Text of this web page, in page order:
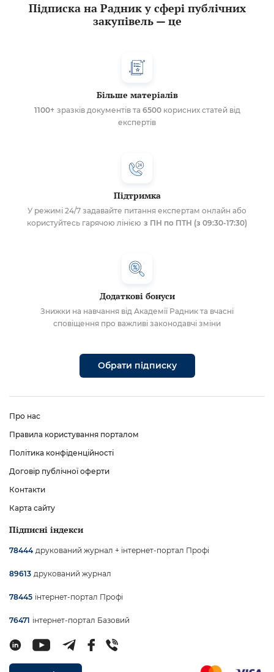
Підписка на Радник у сфері публічних
закупівель — це
Більше матеріалів
1100+ зразків документів та 6500корисних статей від
експертів
Підтримка
У режимі 24/7 задавайте питання експертам онлайн або
користуйтесь гарячою лінією з ПН по ПТН (з 09:30-17:30)
Додаткові бонуси
Знижки на навчання від Академії Радник та вчасні
сповіщення про важливі законодавчі зміни
Обрати підписку
Про нас
Правила користування порталом
Політика конфіденційності
Договір публічної оферти
Контакти
Карта сайту
Підписні індекси
78444 друкований журнал + інтернет-портал Профі
89613 друкований журнал
78445 інтернет-портал Профі
76471 інтернет-портал Базовий